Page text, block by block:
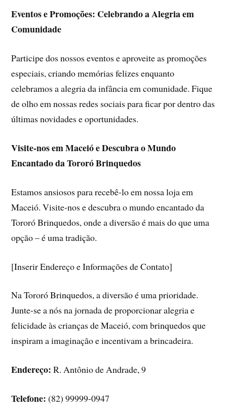
Eventos e Promoções: Celebrando a Alegria em
Comunidade
Participe dos nossos eventos e aproveite as promoções
especiais, criando memórias felizes enquanto
celebramos a alegria da infância em comunidade. Fique
de olho em nossas redes sociais para ficar por dentro das
últimas novidades e oportunidades.
Visite-nos em Maceió e Descubra o Mundo
Encantado da Tororó Brinquedos
Estamos ansiosos para recebê-lo em nossa loja em
Maceió. Visite-nos e descubra o mundo encantado da
Tororó Brinquedos, onde a diversão é mais do que uma
opção – é uma tradição.
[Inserir Endereço e Informações de Contato]
Na Tororó Brinquedos, a diversão é uma prioridade.
Junte-se a nós na jornada de proporcionar alegria e
felicidade às crianças de Maceió, com brinquedos que
inspiram a imaginação e incentivam a brincadeira.
Endereço: R. Antônio de Andrade, 9
Telefone: (82) 99999-0947